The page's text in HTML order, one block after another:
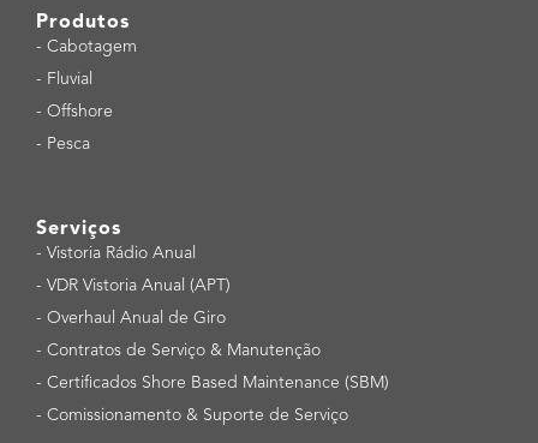
Produtos
- Cabotagem
- Fluvial
- Offshore
- Pesca
Serviços
- Vistoria Rádio Anual
- VDR Vistoria Anual (APT)
- Overhaul Anual de Giro
- Contratos de Serviço & Manutenção
- Certificados Shore Based Maintenance (SBM)
- Comissionamento & Suporte de Serviço